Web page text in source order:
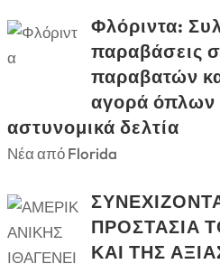
Φλόριντα:
παραβάσεις
παραβατών
αγορά όπλων
αστυνομικά δελτία
Νέα από Florida
ΠΡΟΣΤΑΣΙΑ
ΚΑΙ ΤΗΣ